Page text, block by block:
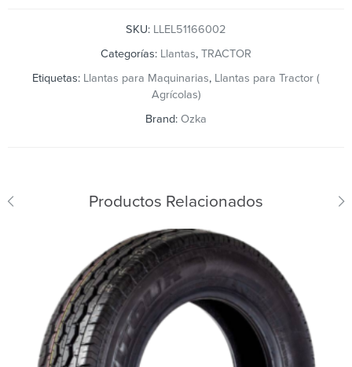
SKU: LLEL51166002
Categorías: Llantas, TRACTOR
Etiquetas: Llantas para Maquinarias, Llantas para Tractor (
Agrícolas)
Brand: Ozka
Productos Relacionados